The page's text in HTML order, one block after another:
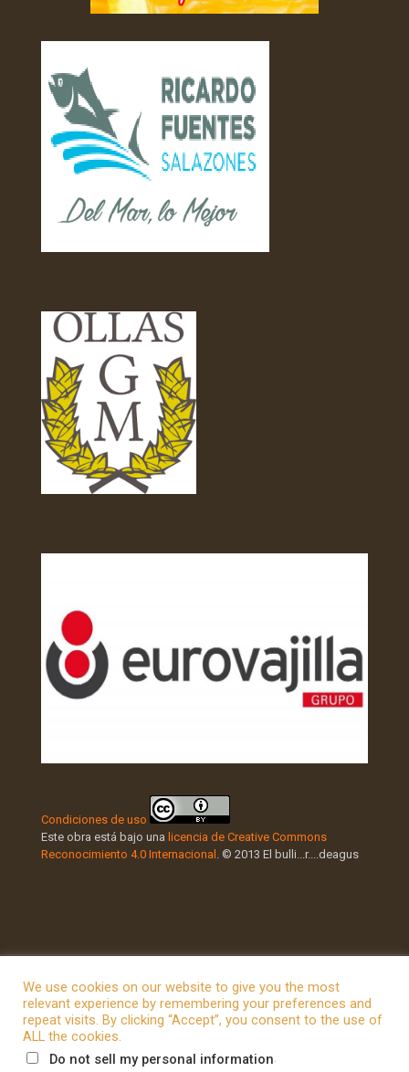
Condiciones de uso
Este obra está bajo una licencia de Creative Commons
Reconocimiento 4.0 Internacional . © 2013 El bulli...r....deagus
© 2026 Betheme by Muffin group | All Rights Reserved |
We use cookies on our website to give you the most
relevant experience by remembering your preferences and
repeat visits. By clicking “Accept”, you consent to the use of
ALL the cookies.
Do not sell my personal information.